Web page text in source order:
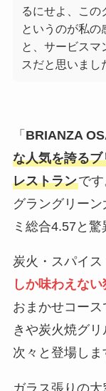
るにせよ、この
というのが私の
と、サービスマ
スだと思いまし
「 BRIANZA
な人気を誇る
レストランです
グラングリー
ミ総合4.57と驚
炭火・スパイ
しか味わえな
おまかせコー
きや炭火焼グ
次々と登場しま